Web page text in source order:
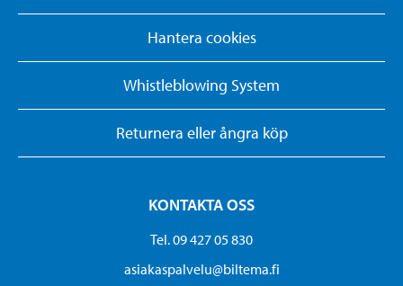
Hantera cookies
Whistleblowing System
Returnera eller ångra köp
KONTAKTA OSS
Tel. 09 427 05 830
asiakaspalvelu@biltema.fi